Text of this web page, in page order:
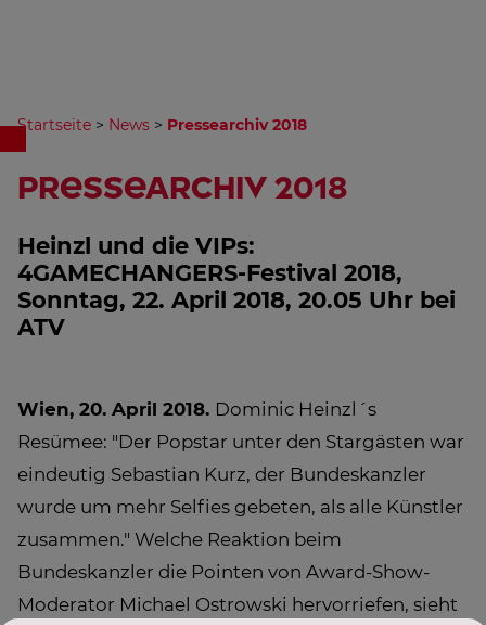
Startseite > News > Pressearchiv 2018
Pressearchiv 2018
Heinzl und die VIPs:
4GAMECHANGERS-Festival 2018,
Sonntag, 22. April 2018, 20.05 Uhr bei
ATV
Wien, 20. April 2018. Dominic Heinzl´s
Resümee: "Der Popstar unter den Stargästen war
eindeutig Sebastian Kurz, der Bundeskanzler
wurde um mehr Selfies gebeten, als alle Künstler
zusammen." Welche Reaktion beim
Bundeskanzler die Pointen von Award-Show-
Moderator Michael Ostrowski hervorriefen, sieht